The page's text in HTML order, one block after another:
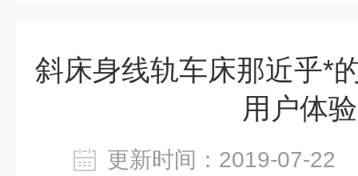
斜床身线轨车床那近乎*
用户体验
更新时间：2019-07-